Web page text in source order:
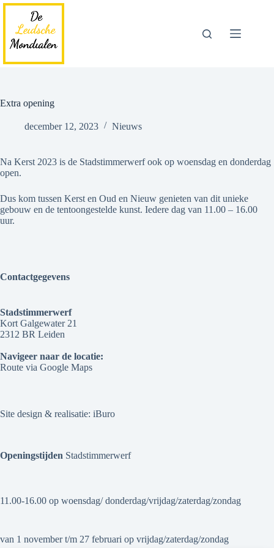
Ga
inhoud
Extra opening
december 12, 2023 Nieuws
Na Kerst 2023 is de Stadstimmerwerf ook op woensdag en donderdag
open.
Dus kom tussen Kerst en Oud en Nieuw genieten van dit unieke
gebouw en de tentoongestelde kunst. Iedere dag van 11.00 – 16.00
uur.
Contactgegevens
Stadstimmerwerf
Kort Galgewater 21
2312 BR Leiden
Navigeer naar de locatie:
Route via Google Maps
Site design & realisatie: iBuro
Openingstijden Stadstimmerwerf
11.00-16.00 op woensdag/ donderdag/vrijdag/zaterdag/zondag
van 1 november t/m 27 februari op vrijdag/zaterdag/zondag